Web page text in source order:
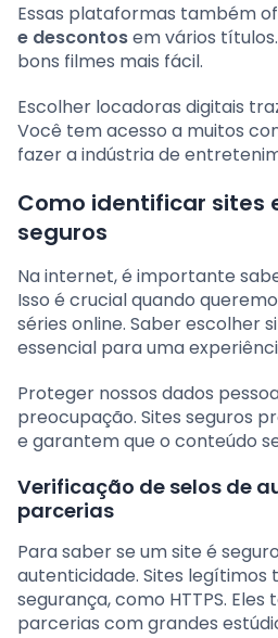
Essas plataformas também
e descontosem vários
bons filmes mais fácil.
Escolher locadoras digitais
Você tem acesso a muitos
fazer a indústria de
Como identificar sites
seguros
Na internet, é importante
Isso é crucial quando
séries online. Saber escolher
essencial para uma
Proteger nossos dados
preocupação. Sites seguros
e garantem que o conteúdo
Verificação de selos de
parcerias
Para saber se um site é
autenticidade. Sites legítimos
segurança, como HTTPS.
parcerias com grandes